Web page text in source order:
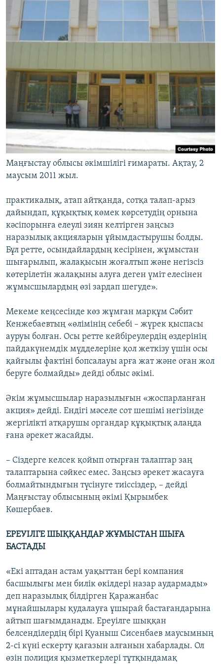
Маңғыстау облысы әкімшілігі ғимараты. Ақтау, 2
маусым 2011 жыл.
практикалық, атап айтқанда, сотқа талап-арыз
дайындап, құқықтық көмек көрсетудің орнына
кәсіпорынға елеулі зиян келтірген заңсыз
наразылық акцияларын ұйымдастырушы болды.
Бұл ретте, осындайлардың кесірінен, жұмыстан
шығарылып, жалақысын жоғалтып және негізсіз
көтерілетін жалақыны алуға деген үміт елесінен
жұмысшылардың өзі зардап шегуде».
Мекеме кеңсесінде көз жұмған марқұм Сәбит
Кенжебаевтың «өлімінің себебі – жүрек қыспасы
ауруы болған. Осы ретте кейбіреулердің өздерінің
пайдакүнемдік мүдделеріне қол жеткізу үшін осы
қайғылы фактіні бопсалауы арға жат және оған жол
беруге болмайды» дейді облыс әкімі.
Әкім жұмысшылар наразылығын «жоспарланған
акция» дейді. Ендігі мәселе сот шешімі негізінде
жергілікті атқарушы органдар құқықтық алаңда
ғана әрекет жасайды.
– Сіздерге келсек қойып отырған талаптар заң
талаптарына сәйкес емес. Заңсыз әрекет жасауға
болмайтындығын түсінуге тиіссіздер, – дейді
Маңғыстау облысының әкімі Қырымбек
Көшербаев.
ЕРЕУІЛГЕ ШЫҚҚАНДАР ЖҰМЫСТАН ШЫҒА
БАСТАДЫ
«Екі аптадан астам уақыттан бері компания
басшылығы мен билік өкілдері назар аудармады»
деп наразылық білдірген Қаражанбас
мұнайшылары қудалауға ұшырай бастағандарына
айтып шағымданады. Ереуілге шыққан
белсенділердің бірі Қуаныш Сисенбаев маусымның
2-сі күні ескерту қағазын алғанын хабарлады. Ол
өзін полиция қызметкерлері тұтқындамақ